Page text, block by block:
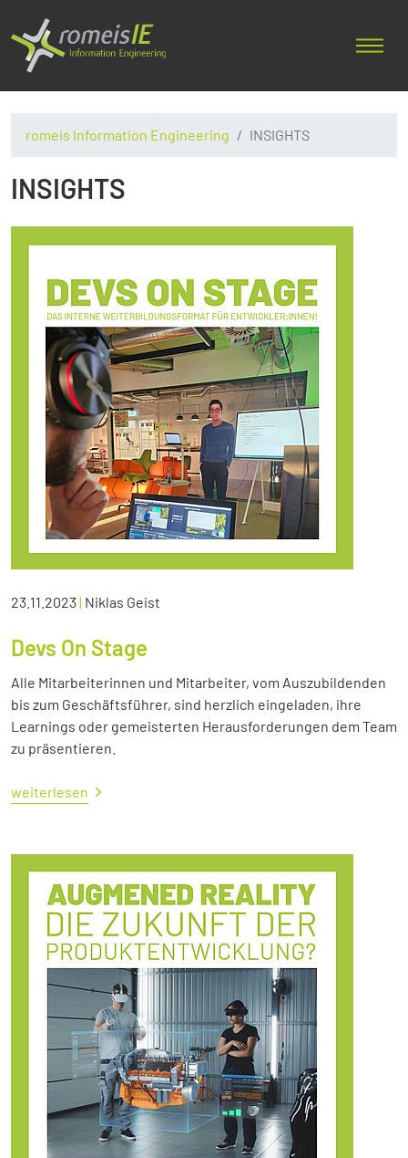
romeis Information Engineering INSIGHTS
INSIGHTS
23.11.2023| Niklas Geist
Devs On Stage
Alle Mitarbeiterinnen und Mitarbeiter, vom Auszubildenden
bis zum Geschäftsführer, sind herzlich eingeladen, ihre
Learnings oder gemeisterten Herausforderungen dem Team
zu präsentieren.
weiterlesen